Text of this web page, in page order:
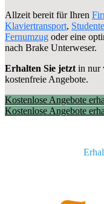
Allzeit bereit für Ihren
Klaviertransport,
Fernumzug oder eine
nach Brake Unterweser.
Erhalten Sie jetzt in nur
kostenfreie Angebote.
Kostenlose Angebote
Kostenlose Angebote